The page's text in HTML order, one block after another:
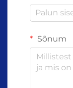
Sõnum